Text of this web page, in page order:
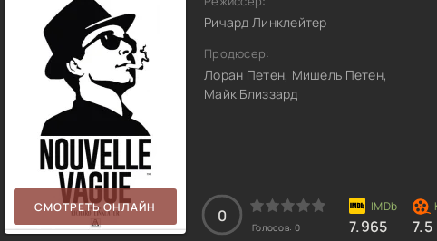
СМОТРЕТЬ ОНЛАЙН
Ричард Линклейтер
Продюсер:
Лоран Петен, Мишель Петен,
Майк Близзард
0
Голосов: 0 7.965 7.5